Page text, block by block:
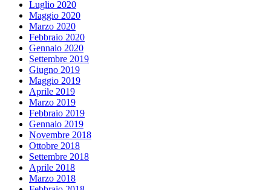
Luglio 2020
Maggio 2020
Marzo 2020
Febbraio 2020
Gennaio 2020
Settembre 2019
Giugno 2019
Maggio 2019
Aprile 2019
Marzo 2019
Febbraio 2019
Gennaio 2019
Novembre 2018
Ottobre 2018
Settembre 2018
Aprile 2018
Marzo 2018